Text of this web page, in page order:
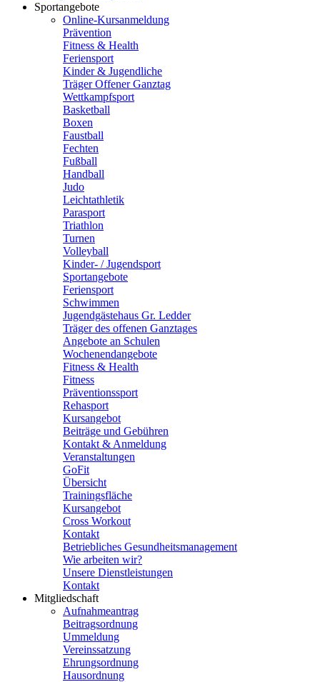
Sportangebote
Online-Kursanmeldung
Prävention
Fitness & Health
Feriensport
Kinder & Jugendliche
Träger Offener Ganztag
Wettkampfsport
Basketball
Boxen
Faustball
Fechten
Fußball
Handball
Judo
Leichtathletik
Parasport
Triathlon
Turnen
Volleyball
Kinder- / Jugendsport
Sportangebote
Feriensport
Schwimmen
Jugendgästehaus Gr. Ledder
Träger des offenen Ganztages
Angebote an Schulen
Wochenendangebote
Fitness & Health
Fitness
Präventionssport
Rehasport
Kursangebot
Beiträge und Gebühren
Kontakt & Anmeldung
Veranstaltungen
GoFit
Übersicht
Trainingsfläche
Kursangebot
Cross Workout
Kontakt
Betriebliches Gesundheitsmanagement
Wie arbeiten wir?
Unsere Dienstleistungen
Kontakt
Mitgliedschaft
Aufnahmeantrag
Beitragsordnung
Ummeldung
Vereinssatzung
Ehrungsordnung
Hausordnung